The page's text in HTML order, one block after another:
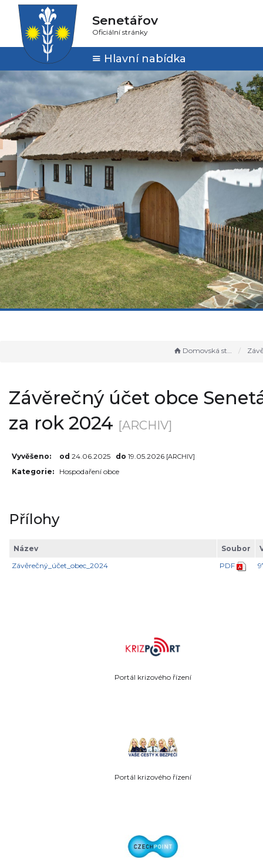
Senetářov
Oficiální stránky
Hlavní nabídka
Domovská stránka Závěrečný
Závěrečný účet obce
za rok 2024 [ARCHIV]
Vyvěšeno: od 24.06.2025 do 19.05.2026 [ARCHIV]
Kategorie: Hospodaření obce
Přílohy
Název Soubor
Závěrečný_účet_obec_2024
PDF
Portál krizového řízení
Portál krizového řízení